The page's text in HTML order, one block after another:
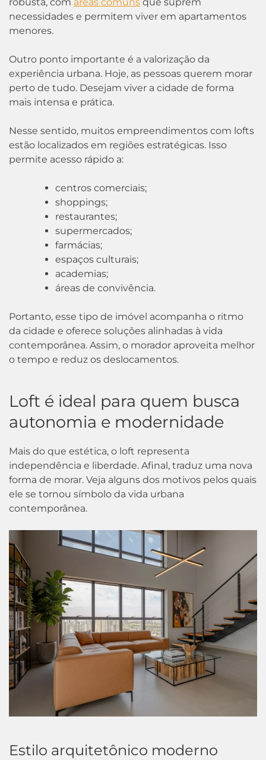
necessidades e permitem viver em apartamentos
menores.
Outro ponto importante é a valorização da
experiência urbana. Hoje, as pessoas querem morar
perto de tudo. Desejam viver a cidade de forma
mais intensa e prática.
Nesse sentido, muitos empreendimentos com lofts
estão localizados em regiões estratégicas. Isso
permite acesso rápido a:
centros comerciais;
shoppings;
restaurantes;
supermercados;
farmácias;
espaços culturais;
academias;
áreas de convivência.
Portanto, esse tipo de imóvel acompanha o ritmo
da cidade e oferece soluções alinhadas à vida
contemporânea. Assim, o morador aproveita melhor
o tempo e reduz os deslocamentos.
Loft é ideal para quem busca
autonomia e modernidade
Mais do que estética, o loft representa
independência e liberdade. Afinal, traduz uma nova
forma de morar. Veja alguns dos motivos pelos quais
ele se tornou símbolo da vida urbana
contemporânea.
Estilo arquitetônico moderno